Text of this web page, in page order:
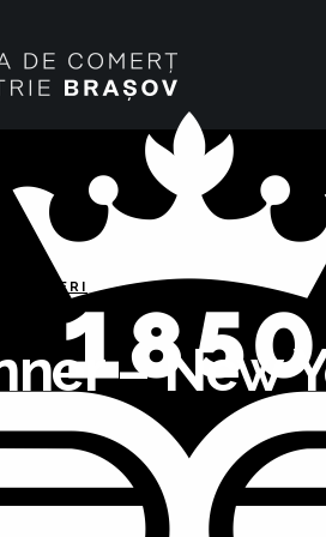
AFACERI
– New